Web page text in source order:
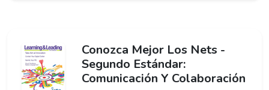
Conozca Mejor Los Nets -
Segundo Estándar:
Comunicación Y Colaboración